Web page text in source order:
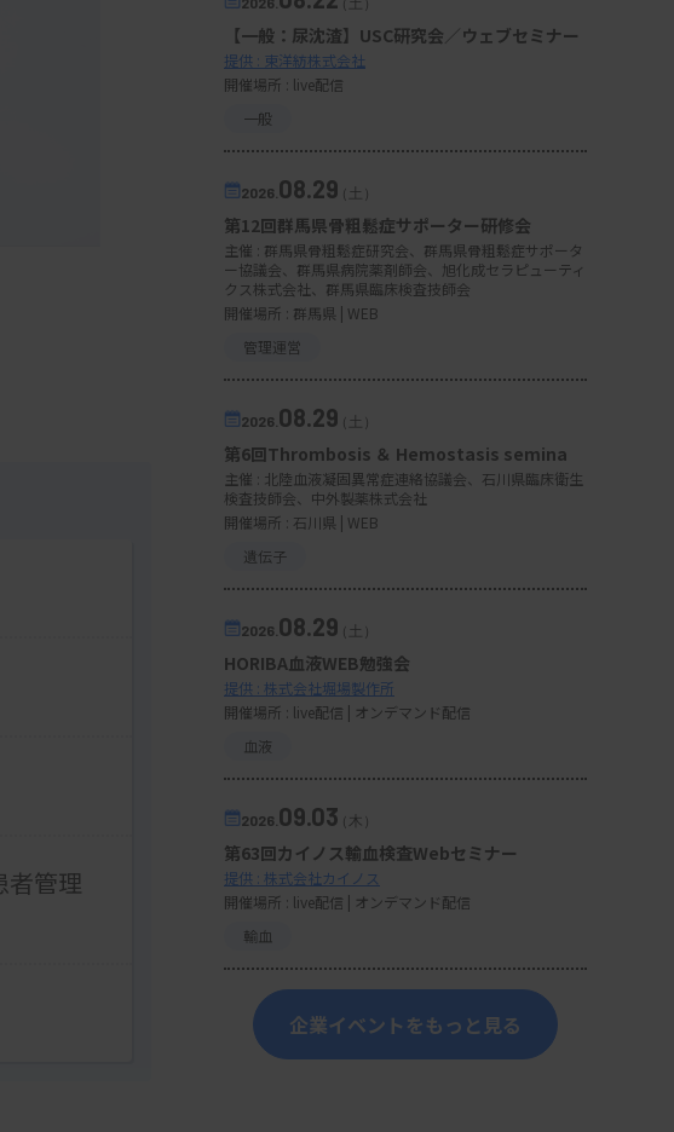
者管理
【一般：尿沈渣】USC研究会／ウェブセミナー
提供 : 東洋紡株式会社
開催場所 : live配信
一般
2026. 08.29 （土）
第12回群馬県骨粗鬆症サポーター研修会
主催 : 群馬県骨粗鬆症研究会、群馬県骨粗鬆症サポータ
ー協議会、群馬県病院薬剤師会、旭化成セラピューティ
クス株式会社、群馬県臨床検査技師会
開催場所 : 群馬県 | WEB
管理運営
2026. 08.29 （土）
第6回Thrombosis ＆ Hemostasis semina
主催 : 北陸血液凝固異常症連絡協議会、石川県臨床衛生
検査技師会、中外製薬株式会社
開催場所 : 石川県 | WEB
遺伝子
2026. 08.29 （土）
HORIBA血液WEB勉強会
提供 : 株式会社堀場製作所
開催場所 : live配信 | オンデマンド配信
血液
2026. 09.03（木）
第63回カイノス輸血検査Webセミナー
提供 : 株式会社カイノス
開催場所 : live配信 | オンデマンド配信
輸血
企業イベントをもっと見る